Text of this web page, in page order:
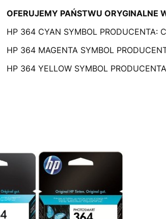
OFERUJEMY PAŃSTWU ORYGINALNE
HP 364 CYAN SYMBOL PRODUCENTA:
HP 364 MAGENTA SYMBOL
HP 364 YELLOW SYMBOL